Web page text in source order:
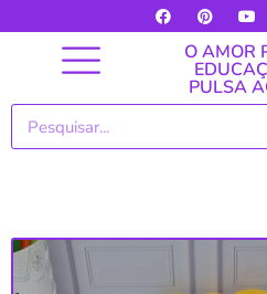
O AMOR
PULSA